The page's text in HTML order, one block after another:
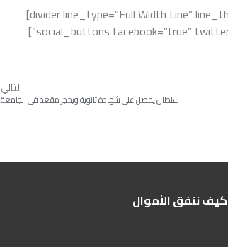
[divider line_type=”Full Width Line” line_thickness=”1″ divider_color=”default” custom_height=”100″]
[social_buttons facebook=”true” twitter=”true” google_plus=”true” linkedin=”true” pinterest=”true”]
التالي
سلطان يحصل على شهادة ثانوية ويحجز مقعد في الجامعة
كيف ننفق الأموال